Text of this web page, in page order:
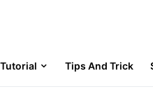
Tutorial Tips And Trick